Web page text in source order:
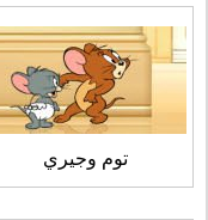
توم وجيري